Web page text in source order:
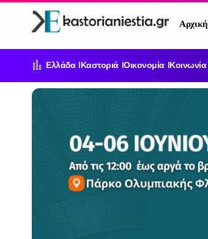
Αρχική
Ελλάδα Καστοριά Οικονομία Κοινωνία